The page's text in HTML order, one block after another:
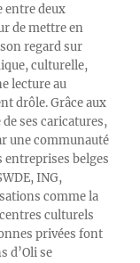
entre deux
de mettre en
regard sur
culturelle,
lecture au
drôle. Grâce aux
ses caricatures,
une communauté
entreprises belges
ING,
comme la
culturels
privées font
d’Oli se